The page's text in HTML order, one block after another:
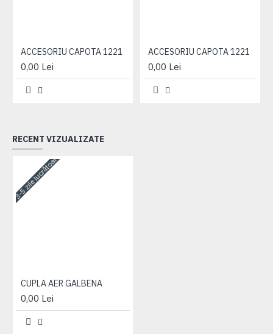
ACCESORIU CAPOTA 1221
0,00 Lei
ACCESORIU CAPOTA 1221
0,00 Lei
RECENT VIZUALIZATE
3-5 zile lucrătoare
CUPLA AER GALBENA
0,00 Lei